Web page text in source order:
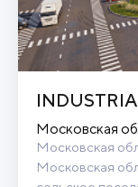
Московская
Московская
Московская